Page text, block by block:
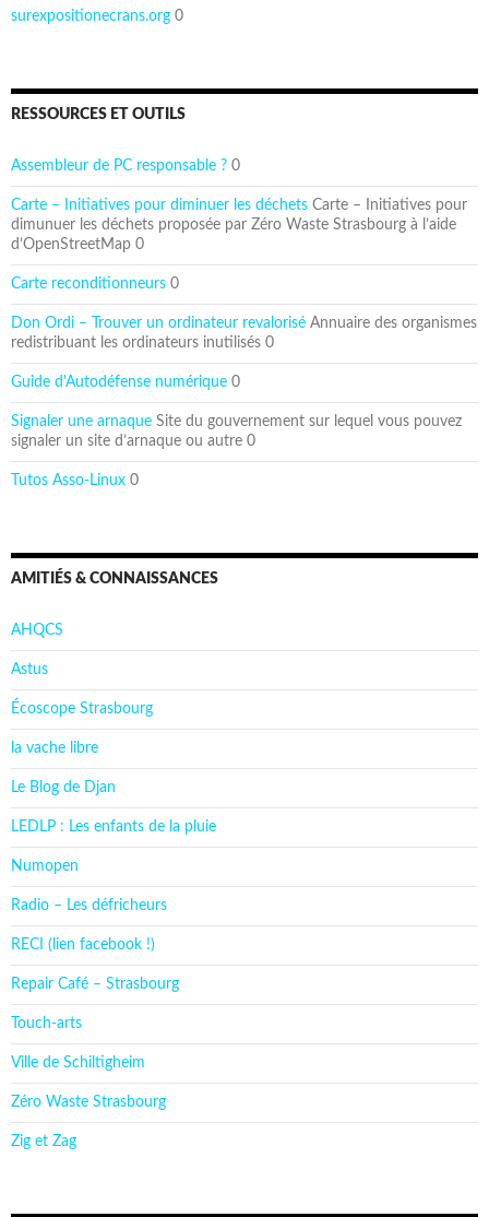
surexpositionecrans.org 0
RESSOURCES ET OUTILS
Assembleur de PC responsable ? 0
Carte – Initiatives pour diminuer les déchets Carte – Initiatives pour
dimunuer les déchets proposée par Zéro Waste Strasbourg à l’aide
d’OpenStreetMap 0
Carte reconditionneurs 0
Don Ordi – Trouver un ordinateur revalorisé Annuaire des organismes
redistribuant les ordinateurs inutilisés 0
Guide d'Autodéfense numérique 0
Signaler une arnaque Site du gouvernement sur lequel vous pouvez
signaler un site d’arnaque ou autre 0
Tutos Asso-Linux 0
AMITIÉS & CONNAISSANCES
AHQCS
Astus
Écoscope Strasbourg
la vache libre
Le Blog de Djan
LEDLP : Les enfants de la pluie
Numopen
Radio – Les défricheurs
RECI (lien facebook !)
Repair Café – Strasbourg
Touch-arts
Ville de Schiltigheim
Zéro Waste Strasbourg
Zig et Zag